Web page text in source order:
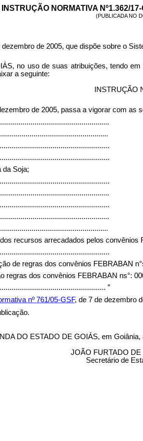
INSTRUÇÃO NORMATIVA Nº1.362/
(PUBLICADA NO
de 2005, que dispõe sobre o
no uso de suas atribuições, tendo
a seguinte:
INSTRUÇÃO
de 2005, passa a vigorar com as
da Soja;
recursos arrecadados pelos convênios
de regras dos convênios FEBRABAN
regras dos convênios FEBRABAN ns°:
”
nº 761/05-GSF, de 7 de dezembro
DO ESTADO DE GOIÁS, em
JOÃO FURTADO
Secretário de